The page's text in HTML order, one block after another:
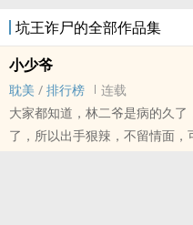
坑王诈尸的全部作品集
小少爷
耽美 / 排行榜
连载
大家都知道，林二爷是病的久
了，所以出手狠辣，不留情面